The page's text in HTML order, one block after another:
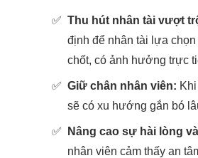
✅ Thu hút nhân tài vượt
định để nhân tài lựa
chốt, có ảnh hưởng trực
✅ Giữ chân nhân viên:
sẽ có xu hướng gắn bó
✅ Nâng cao sự hài lòng
nhân viên cảm thấy an